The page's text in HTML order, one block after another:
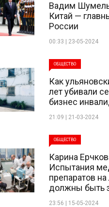
Вадим
Китай —
России
00:33 | 23-05-2024
ОБЩЕСТВО
Как
лет убивали
бизнес
21:09 | 21-03-2024
ОБЩЕСТВО
Карина
Испытания
препаратов
должны быть
23:56 | 15-05-2024